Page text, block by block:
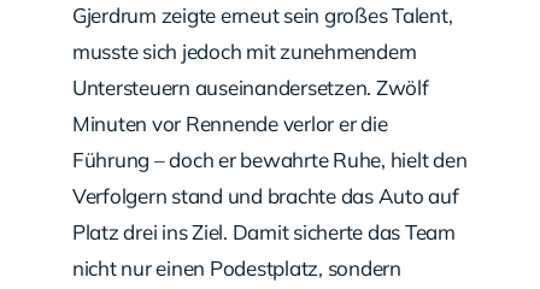
Gjerdrum zeigte erneut sein großes Talent,
musste sich jedoch mit zunehmendem
Untersteuern auseinandersetzen. Zwölf
Minuten vor Rennende verlor er die
Führung – doch er bewahrte Ruhe, hielt den
Verfolgern stand und brachte das Auto auf
Platz drei ins Ziel. Damit sicherte das Team
nicht nur einen Podestplatz, sondern